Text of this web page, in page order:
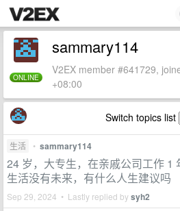
ONLINE
sammary114
V2EX member #641729,
+08:00
Switch topics list
生活 • sammary114
24 岁，大专生，在亲戚公司工作 1
生活没有未来，有什么人生建议吗
Sep 29, 2024 • Lastly replied bysyh2